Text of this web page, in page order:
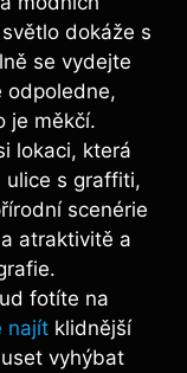
dokáže s
se vydejte
odpoledne,
je měkčí.
lokaci, která
ulice s graffiti,
scenérie
atraktivitě a
fotíte na
najít klidnější
vyhýbat